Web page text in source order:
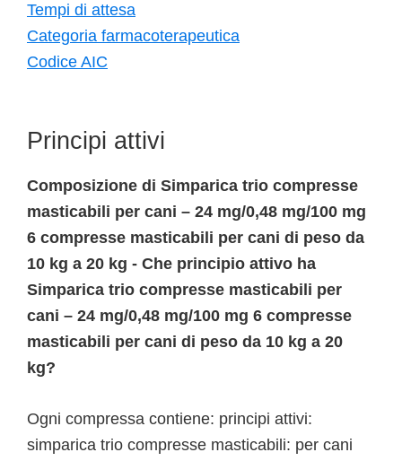
Tempi di attesa
Categoria farmacoterapeutica
Codice AIC
Principi attivi
Composizione di Simparica trio compresse
masticabili per cani – 24 mg/0,48 mg/100 mg
6 compresse masticabili per cani di peso da
10 kg a 20 kg - Che principio attivo ha
Simparica trio compresse masticabili per
cani – 24 mg/0,48 mg/100 mg 6 compresse
masticabili per cani di peso da 10 kg a 20
kg?
Ogni compressa contiene: principi attivi:
simparica trio compresse masticabili: per cani